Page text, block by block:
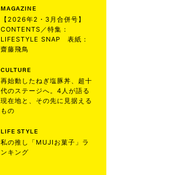
MAGAZINE
【2026年2・3月合併号】
CONTENTS／特集：
LIFESTYLE SNAP 表紙：
齋藤飛鳥
CULTURE
再始動したねぎ塩豚丼、超十
代のステージへ。4人が語る
現在地と、その先に見据える
もの
LIFE STYLE
私の推し「MUJIお菓子」ラ
ンキング